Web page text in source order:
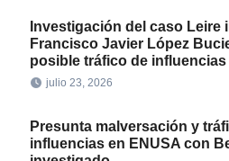
Investigación del caso Leire
Francisco Javier López
posible tráfico de influencias
julio 23, 2026
Presunta malversación y
influencias en ENUSA con